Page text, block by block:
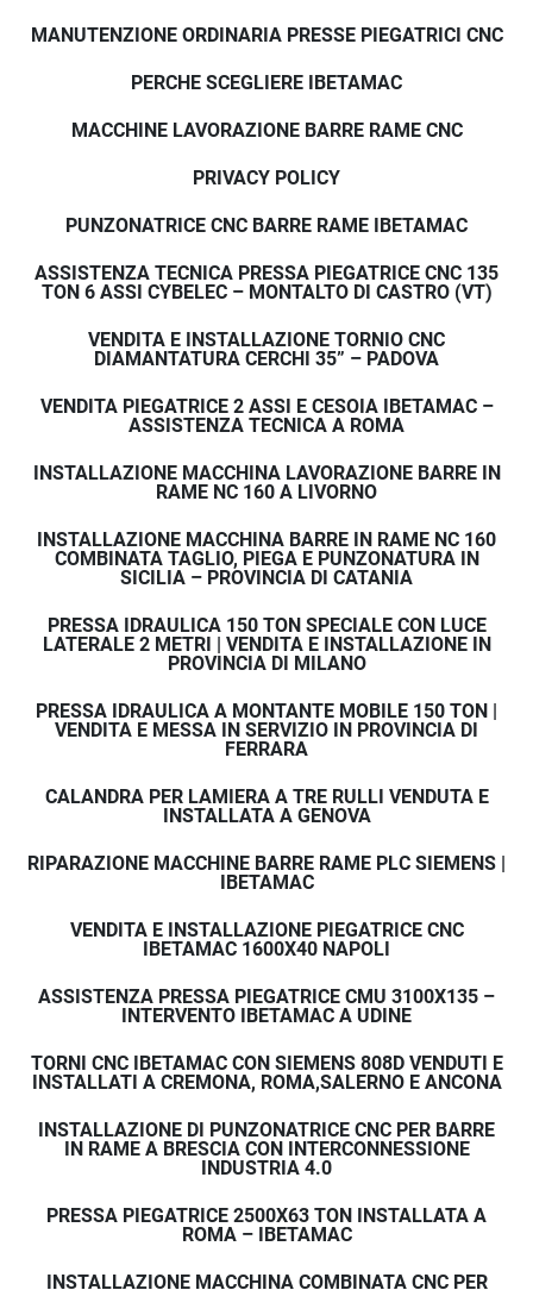
MANUTENZIONE ORDINARIA PRESSE PIEGATRICI CNC
PERCHE SCEGLIERE IBETAMAC
MACCHINE LAVORAZIONE BARRE RAME CNC
PRIVACY POLICY
PUNZONATRICE CNC BARRE RAME IBETAMAC
ASSISTENZA TECNICA PRESSA PIEGATRICE CNC 135
TON 6 ASSI CYBELEC – MONTALTO DI CASTRO (VT)
VENDITA E INSTALLAZIONE TORNIO CNC
DIAMANTATURA CERCHI 35” – PADOVA
VENDITA PIEGATRICE 2 ASSI E CESOIA IBETAMAC –
ASSISTENZA TECNICA A ROMA
INSTALLAZIONE MACCHINA LAVORAZIONE BARRE IN
RAME NC 160 A LIVORNO
INSTALLAZIONE MACCHINA BARRE IN RAME NC 160
COMBINATA TAGLIO, PIEGA E PUNZONATURA IN
SICILIA – PROVINCIA DI CATANIA
PRESSA IDRAULICA 150 TON SPECIALE CON LUCE
LATERALE 2 METRI | VENDITA E INSTALLAZIONE IN
PROVINCIA DI MILANO
PRESSA IDRAULICA A MONTANTE MOBILE 150 TON |
VENDITA E MESSA IN SERVIZIO IN PROVINCIA DI
FERRARA
CALANDRA PER LAMIERA A TRE RULLI VENDUTA E
INSTALLATA A GENOVA
RIPARAZIONE MACCHINE BARRE RAME PLC SIEMENS |
IBETAMAC
VENDITA E INSTALLAZIONE PIEGATRICE CNC
IBETAMAC 1600X40 NAPOLI
ASSISTENZA PRESSA PIEGATRICE CMU 3100X135 –
INTERVENTO IBETAMAC A UDINE
TORNI CNC IBETAMAC CON SIEMENS 808D VENDUTI E
INSTALLATI A CREMONA, ROMA,SALERNO E ANCONA
INSTALLAZIONE DI PUNZONATRICE CNC PER BARRE
IN RAME A BRESCIA CON INTERCONNESSIONE
INDUSTRIA 4.0
PRESSA PIEGATRICE 2500X63 TON INSTALLATA A
ROMA – IBETAMAC
INSTALLAZIONE MACCHINA COMBINATA CNC PER